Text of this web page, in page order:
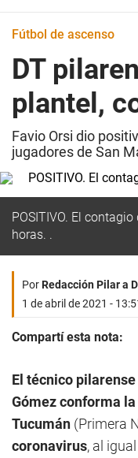
Fútbol de ascenso
DT
plantel,
Favio Orsi dio
jugadores de San
POSITIVO. El
horas. .
PorRedacción Pilar a
1 de abril de 2021 -
Compartí esta nota:
El técnico
Gómez conforma
Tucumán (Primera
coronavirus, al